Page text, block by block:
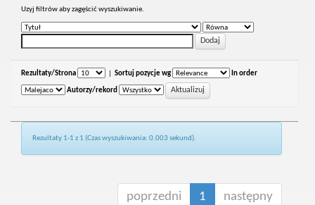
Uzyj filtrów aby zagęścić wyszukiwanie.
Rezultaty/Strona Sortuj pozycje wg In order
Autorzy/rekord
Rezultaty 1-1 z 1 (Czas wyszukiwania: 0.003 sekund).
poprzedni 1 następny